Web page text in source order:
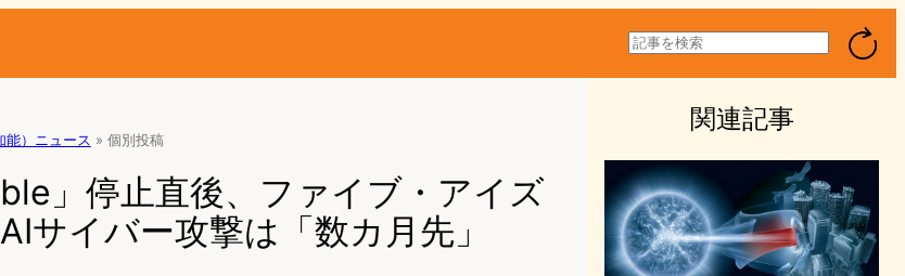
検
索
能）ニュース » 個別投稿
」停止直後、ファイブ・アイズ
サイバー攻撃は「数カ月先」
関連記事